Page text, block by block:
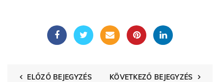
ELŐZŐ BEJEGYZÉS KÖVETKEZŐ BEJEGYZÉS